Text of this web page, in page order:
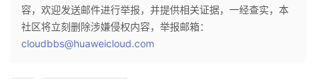
容，欢迎发送邮件进行举报，并提供相关证据，一经查实，本
社区将立刻删除涉嫌侵权内容，举报邮箱：
cloudbbs@huaweicloud.com